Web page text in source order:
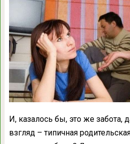
И, казалось бы, это же забота,
взгляд – типичная